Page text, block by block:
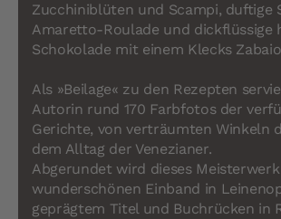
Zucchiniblüten und Scampi, duftige
Amaretto-Roulade und dickflüssige
Schokolade mit einem Klecks
Als »Beilage« zu den Rezepten
Autorin rund 170 Farbfotos der
Gerichte, von verträumten Winkeln
dem Alltag der Venezianer.
Abgerundet wird dieses
wunderschönen Einband in
geprägtem Titel und Buchrücken in